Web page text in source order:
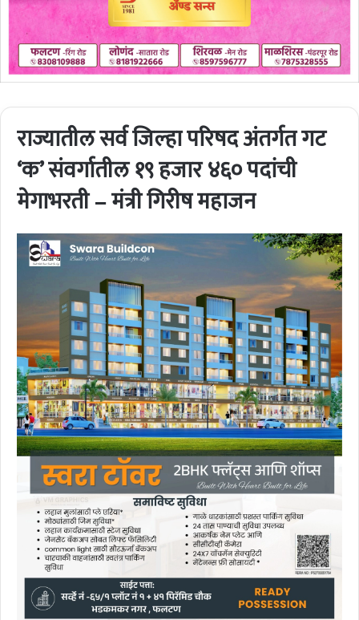
राज्यातील सर्व जिल्हा परिषद अंतर्गत गट
‘क’ संवर्गातील १९ हजार ४६० पदांची
मेगाभरती – मंत्री गिरीष महाजन